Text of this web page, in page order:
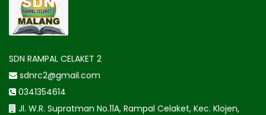
SDN RAMPAL CELAKET 2
sdnrc2@gmail.com
0341354614
Jl. W.R. Supratman No.11A, Rampal Celaket, Kec. Klojen,